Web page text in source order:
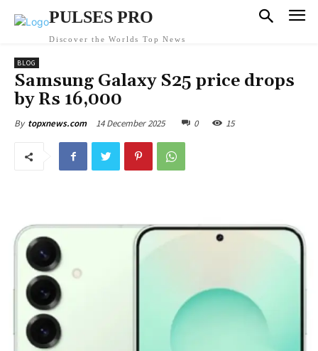
PULSES PRO
Discover the Worlds Top News
BLOG
Samsung Galaxy S25 price drops
by Rs 16,000
By topxnews.com 14 December 2025 0 15